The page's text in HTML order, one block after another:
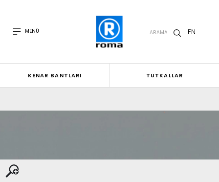
MENÜ ARAMA EN
KENAR BANTLARI TUTKALLAR